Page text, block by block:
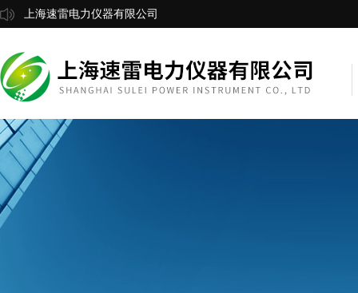
上海速雷电力仪器有限公司